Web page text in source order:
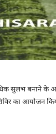
सुलभ बनाने के
का आयोजन